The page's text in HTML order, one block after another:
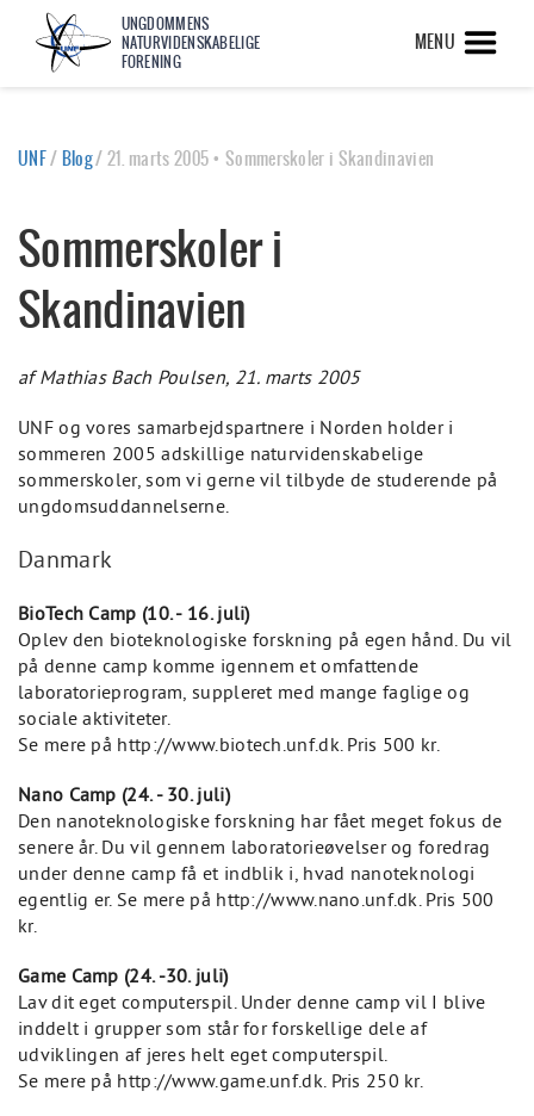
UNGDOMMENS
NATURVIDENSKABELIGE
FORENING
MENU
UNF/Blog/21. marts 2005 • Sommerskoler i Skandinavien
Sommerskoler i
Skandinavien
af Mathias Bach Poulsen, 21. marts 2005
UNF og vores samarbejdspartnere i Norden holder i
sommeren 2005 adskillige naturvidenskabelige
sommerskoler, som vi gerne vil tilbyde de studerende på
ungdomsuddannelserne.
Danmark
BioTech Camp (10. - 16. juli)
Oplev den bioteknologiske forskning på egen hånd. Du vil
på denne camp komme igennem et omfattende
laboratorieprogram, suppleret med mange faglige og
sociale aktiviteter.
Se mere på http://www.biotech.unf.dk. Pris 500 kr.
Nano Camp (24. - 30. juli)
Den nanoteknologiske forskning har fået meget fokus de
senere år. Du vil gennem laboratorieøvelser og foredrag
under denne camp få et indblik i, hvad nanoteknologi
egentlig er. Se mere på http://www.nano.unf.dk. Pris 500
kr.
Game Camp (24. -30. juli)
Lav dit eget computerspil. Under denne camp vil I blive
inddelt i grupper som står for forskellige dele af
udviklingen af jeres helt eget computerspil.
Se mere på http://www.game.unf.dk. Pris 250 kr.